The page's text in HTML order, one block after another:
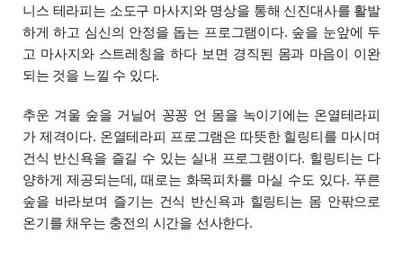
니스 테라피는 소도구 마사지와 명상을 통해 신진대사를 활발
하게 하고 심신의 안정을 돕는 프로그램이다. 숲을 눈앞에 두
고 마사지와 스트레칭을 하다 보면 경직된 몸과 마음이 이완
되는 것을 느낄 수 있다.
추운 겨울 숲을 거닐어 꽁꽁 언 몸을 녹이기에는 온열테라피
가 제격이다. 온열테라피 프로그램은 따뜻한 힐링티를 마시며
건식 반신욕을 즐길 수 있는 실내 프로그램이다. 힐링티는 다
양하게 제공되는데, 때로는 화목피차를 마실 수도 있다. 푸른
숲을 바라보며 즐기는 건식 반신욕과 힐링티는 몸 안팎으로
온기를 채우는 충전의 시간을 선사한다.